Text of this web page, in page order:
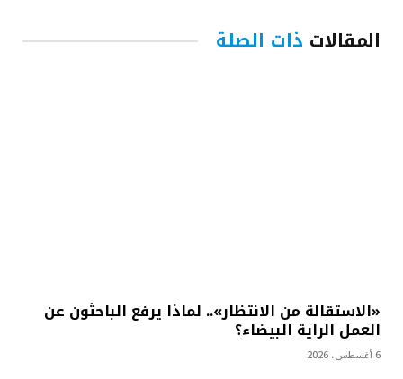
المقالات ذات الصلة
«الاستقالة من الانتظار».. لماذا يرفع الباحثون عن
العمل الراية البيضاء؟
6 أغسطس، 2026